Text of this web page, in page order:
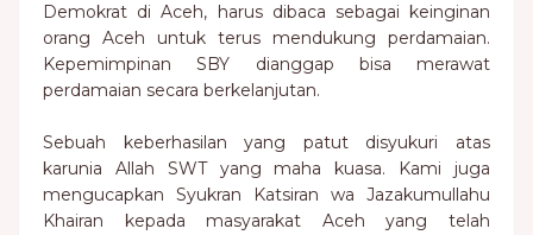
Demokrat di Aceh, harus dibaca sebagai keinginan
orang Aceh untuk terus mendukung perdamaian.
Kepemimpinan SBY dianggap bisa merawat
perdamaian secara berkelanjutan.
Sebuah keberhasilan yang patut disyukuri atas
karunia Allah SWT yang maha kuasa. Kami juga
mengucapkan Syukran Katsiran wa Jazakumullahu
Khairan kepada masyarakat Aceh yang telah